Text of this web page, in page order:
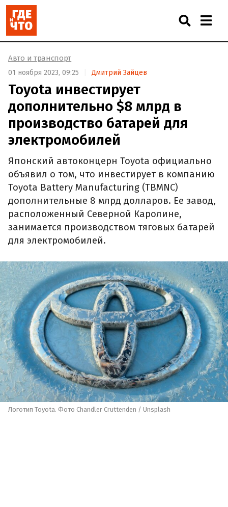
Авто и транспорт
01 ноября 2023, 09:25 Дмитрий Зайцев
Toyota инвестирует
дополнительно $8 млрд в
производство батарей для
электромобилей
Японский автоконцерн Toyota официально
объявил о том, что инвестирует в компанию
Toyota Battery Manufacturing (TBMNC)
дополнительные 8 млрд долларов. Ее завод,
расположенный Северной Каролине,
занимается производством тяговых батарей
для электромобилей.
Логотип Toyota. Фото Chandler Cruttenden / Unsplash